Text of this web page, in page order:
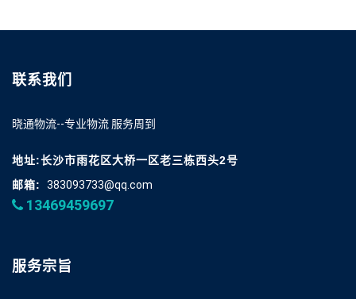
联系我们
晓通物流--专业物流 服务周到
地址:长沙市雨花区大桥一区老三栋西头2号
邮箱:
383093733@qq.com
13469459697
服务宗旨